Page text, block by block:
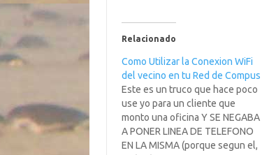
Relacionado
Como Utilizar la Conexion WiFi
del vecino en tu Red de Compus
Este es un truco que hace poco
use yo para un cliente que
monto una oficina Y SE NEGABA
A PONER LINEA DE TELEFONO
EN LA MISMA (porque segun el,